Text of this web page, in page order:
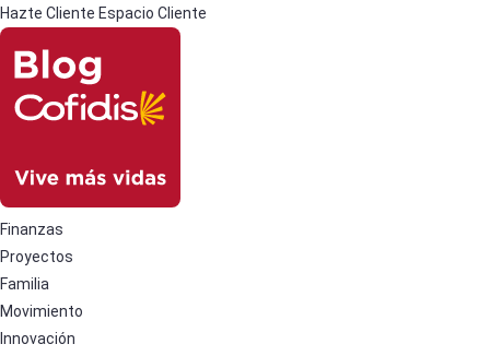
Hazte Cliente Espacio Cliente
Finanzas
Proyectos
Familia
Movimiento
Innovación